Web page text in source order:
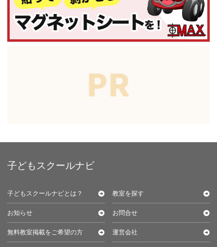
子どもスクールナビ
子どもスクールナビとは？ 教室を探す
お知らせ お問合せ
無料教室掲載をご希望の方 運営会社